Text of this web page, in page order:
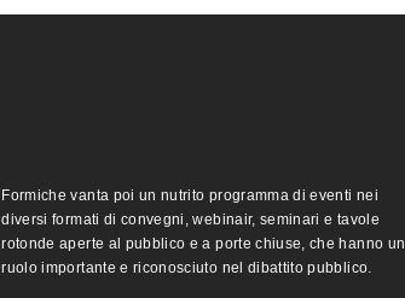
Formiche vanta poi un nutrito programma di eventi nei
diversi formati di convegni, webinair, seminari e tavole
rotonde aperte al pubblico e a porte chiuse, che hanno un
ruolo importante e riconosciuto nel dibattito pubblico.